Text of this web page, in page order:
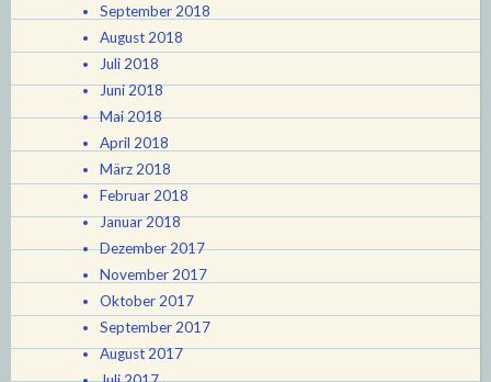
September 2018
August 2018
Juli 2018
Juni 2018
Mai 2018
April 2018
März 2018
Februar 2018
Januar 2018
Dezember 2017
November 2017
Oktober 2017
September 2017
August 2017